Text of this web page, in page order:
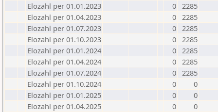
Elozahl per 01.01.2023
0 2285
Elozahl per 01.04.2023
0 2285
Elozahl per 01.07.2023
0 2285
Elozahl per 01.10.2023
0 2285
Elozahl per 01.01.2024
0 2285
Elozahl per 01.04.2024
0 2285
Elozahl per 01.07.2024
0 2285
Elozahl per 01.10.2024
0
0
Elozahl per 01.01.2025
0
0
Elozahl per 01.04.2025
0
0